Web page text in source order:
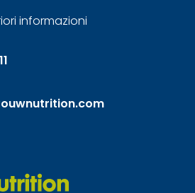
informazioni